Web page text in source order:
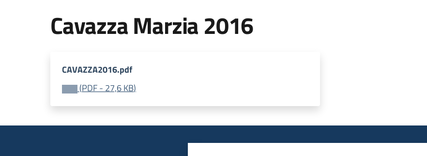
Cavazza Marzia 2016
CAVAZZA2016.pdf
(PDF- 27,6 KB)